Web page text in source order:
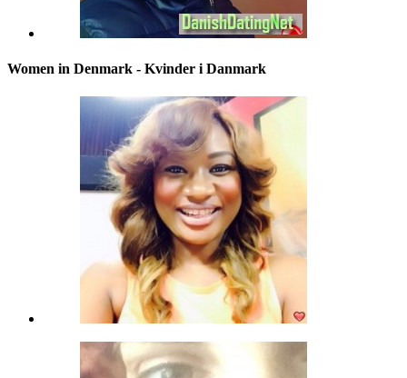
Women in Denmark - Kvinder i Danmark